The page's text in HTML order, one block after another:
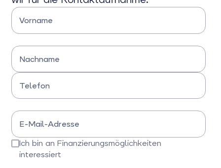
Vorname
Nachname
Bitte Nachname eingeben
Telefon
E-Mail-Adresse
Bitte E-Mail-Adresse eingeben
Ich bin an Finanzierungsmöglichkeiten
interessiert